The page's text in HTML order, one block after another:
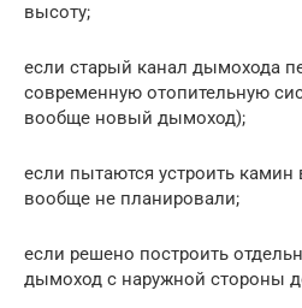
высоту;
если старый канал дымохода
современную отопительную
вообще новый дымоход);
если пытаются устроить
вообще не планировали;
если решено построить
дымоход с наружной стороны